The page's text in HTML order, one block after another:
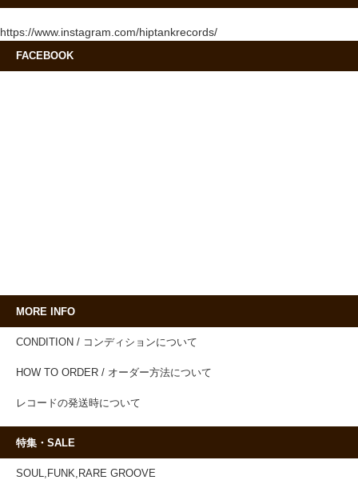
https://www.instagram.com/hiptankrecords/
FACEBOOK
MORE INFO
CONDITION / コンディションについて
HOW TO ORDER / オーダー方法について
レコードの発送時について
特集・SALE
SOUL,FUNK,RARE GROOVE